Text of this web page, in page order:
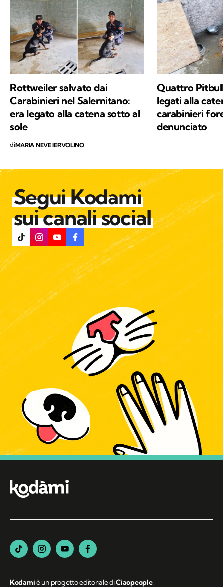
Rottweiler salvato dai
Carabinieri nel Salernitano:
era legato alla catena sotto al
sole
diMARIA NEVE IERVOLINO
Quattro
legati alla
carabinieri
denunciato
Segui Kodami
sui canali social
Kodamiè un progetto editoriale diCiaopeople.